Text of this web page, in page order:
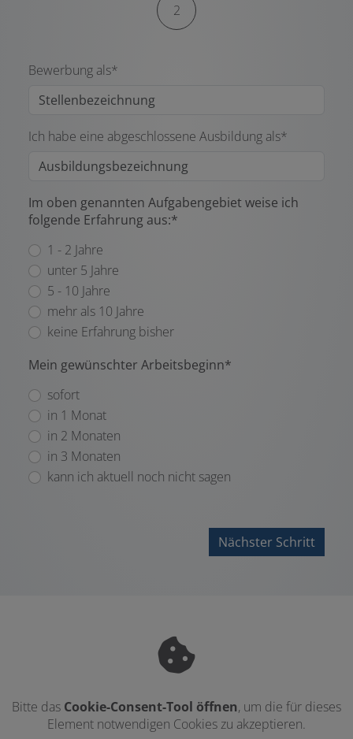
2
Bewerbung als*
Ich habe eine abgeschlossene Ausbildung als*
Im oben genannten Aufgabengebiet weise ich
folgende Erfahrung aus:*
1 - 2 Jahre
unter 5 Jahre
5 - 10 Jahre
mehr als 10 Jahre
keine Erfahrung bisher
Mein gewünschter Arbeitsbeginn*
sofort
in 1 Monat
in 2 Monaten
in 3 Monaten
kann ich aktuell noch nicht sagen
Nächster Schritt
Bitte das Cookie-Consent-Tool öffnen, um die für dieses
Element notwendigen Cookies zu akzeptieren.